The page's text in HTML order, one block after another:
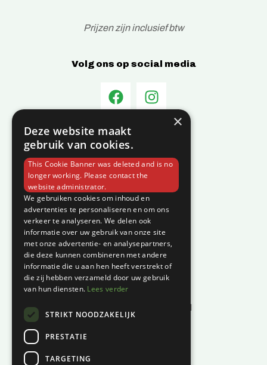
Prijzen zijn inclusief btw
Volg ons op social media
Informatie
Over C-Vin
Contact
Klantenservice
Garantie en klachten
Betaalmethodes
Privacyverklaring
Algemene voorwaarden
Levertijd en kosten
Herroepingsrecht & bedenktijd
×
Deze website maakt
gebruik van cookies.
This Cookie Banner was deleted and is no
longer working. Please contact the
website administrator.
We gebruiken cookies om inhoud en
advertenties te personaliseren en om ons
verkeer te analyseren. We delen ook
informatie over uw gebruik van onze site
met onze advertentie- en analysepartners,
die deze kunnen combineren met andere
informatie die u aan hen heeft verstrekt of
die zij hebben verzameld door uw gebruik
van hun diensten. Lees verder
STRIKT NOODZAKELIJK
PRESTATIE
TARGETING